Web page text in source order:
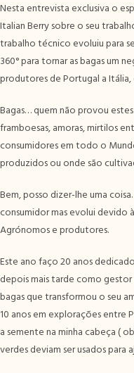
Nesta entrevista exclusiva o
Italian Berry sobre o seu
trabalho técnico evoluiu para
360° para tornar as bagas um
produtores de Portugal a
Bagas… quem não provou
framboesas, amoras, mirtilos
consumidores em todo o
produzidos ou onde são
Bem, posso dizer-lhe uma
consumidor mas evolui devido
Agrónomos e produtores.
Este ano faço 20 anos
depois mais tarde como
bagas que transformou o seu
10 anos em explorações entre
a semente na minha cabeça (
verdes deviam ser usados